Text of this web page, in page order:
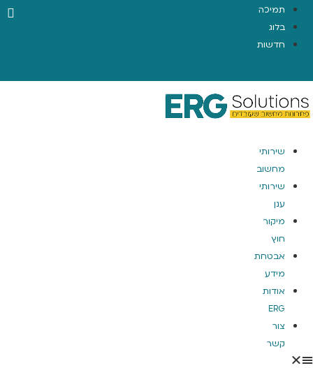
תמיכה
בלוג
חדשות
שירותי
מחשוב
שירותי
ענן
מיקור
חוץ
אבטחת
מידע
אודות
ERG
צור
קשר